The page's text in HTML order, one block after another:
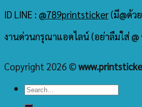
ID LINE : @789printsticker (มี@ด้ว
งานด่วนกรุณาแอดไลน์ (อย่าลืมใส่ @
Copyright 2026 ©